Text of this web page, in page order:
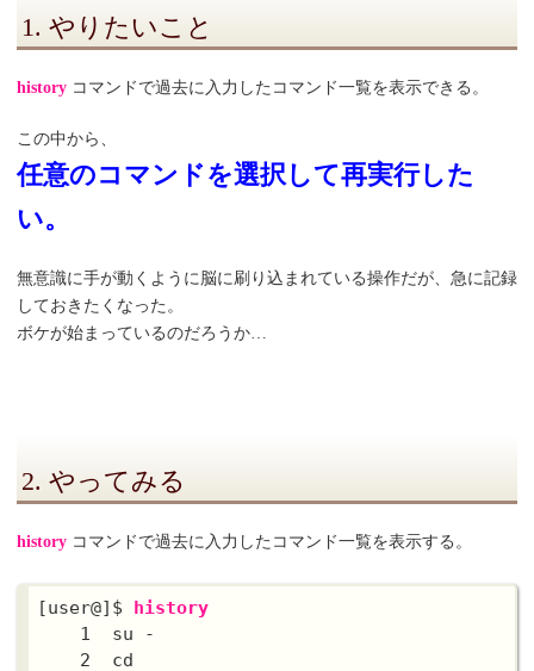
1. やりたいこと
history コマンドで過去に入力したコマンド一覧を表示できる。
この中から、
任意のコマンドを選択して再実行した
い。
無意識に手が動くように脳に刷り込まれている操作だが、急に記録
しておきたくなった。
ボケが始まっているのだろうか…
2. やってみる
history コマンドで過去に入力したコマンド一覧を表示する。
[user@]$ history
    1  su -
    2  cd